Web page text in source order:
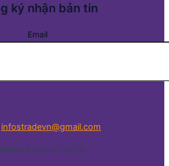
ký nhận bản tin
Email
infostradevn@gmail.com
0338 50 39 79